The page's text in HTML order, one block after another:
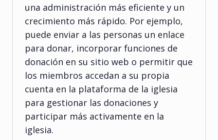
una administración más eficiente y un
crecimiento más rápido. Por ejemplo,
puede enviar a las personas un enlace
para donar, incorporar funciones de
donación en su sitio web o permitir que
los miembros accedan a su propia
cuenta en la plataforma de la iglesia
para gestionar las donaciones y
participar más activamente en la
iglesia.